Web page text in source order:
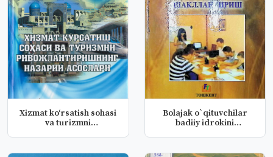
Xizmat ko‘rsatish sohasi
va turizmni
Bolajak o`qituvchilar
badiiy idrokini